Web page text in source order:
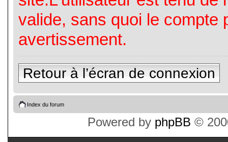
valide, sans quoi le compte
avertissement.
Retour à l’écran de connexion
Index du forum
Powered by phpBB ©